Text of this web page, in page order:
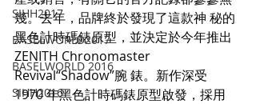
SIHH2017
BASELWORLD2017
BASELWORLD 2016
SIHH2016
幾。去年，品牌終於發現了這款神 秘的
黑色計時碼錶原型，並決定於今年推出
ZENITH Chronomaster
Revival“Shadow”腕 錶。新作深受
1970 年黑色計時碼錶原型啟發，採用